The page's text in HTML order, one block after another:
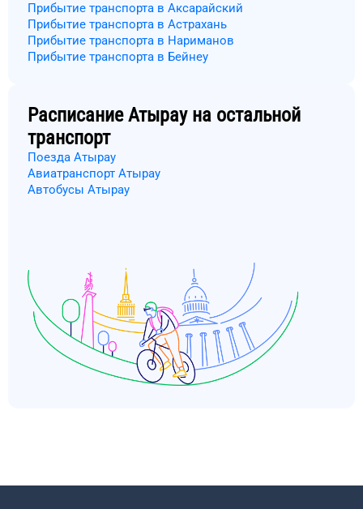
Прибытие транспорта в Аксарайский
Прибытие транспорта в Астрахань
Прибытие транспорта в Нариманов
Прибытие транспорта в Бейнеу
РасписаниеАтырауна остальной
транспорт
Поезда Атырау
Авиатранспорт Атырау
Автобусы Атырау